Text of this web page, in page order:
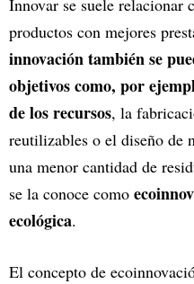
Innovar se suele relacionar
productos con mejores
innovación también se
objetivos como, por
de los recursos, la
reutilizables o el diseño de
una menor cantidad de
se la conoce como
ecológica.
El concepto de